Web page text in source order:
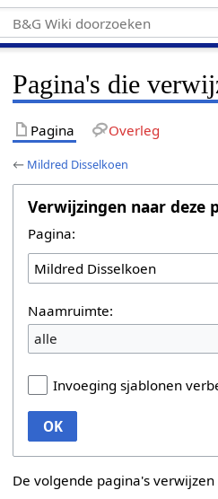
Pagina's die
Pagina Overleg
← Mildred Disselkoen
Verwijzingen naar deze
Pagina:
Naamruimte:
alle
Invoeging sjablonen
OK
De volgende pagina's